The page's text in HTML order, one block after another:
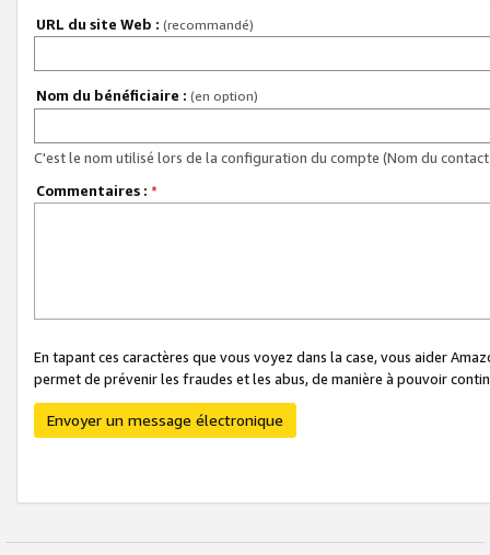
URL du site Web : (recommandé)
Nom du bénéficiaire : (en option)
C'est le nom utilisé lors de la configuration du compte (Nom du
Commentaires : *
En tapant ces caractères que vous voyez dans la case, vous aider
permet de prévenir les fraudes et les abus, de manière à pouvoir
Envoyer un message électronique